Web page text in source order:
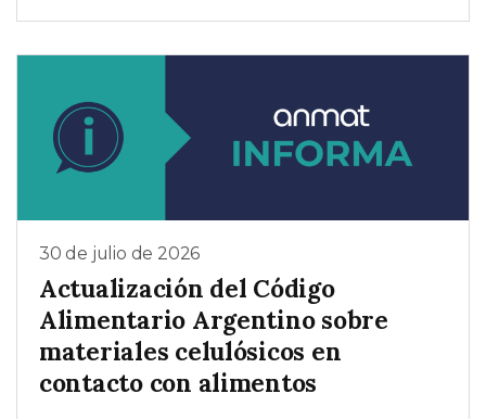
30 de julio de 2026
Actualización del Código
Alimentario Argentino sobre
materiales celulósicos en
contacto con alimentos